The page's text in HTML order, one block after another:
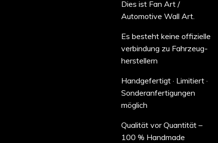
Dies ist Fan Art /
Automotive Wall Art.
Es besteht keine offizielle
verbindung zu Fahrzeug-
herstellern
Handgefertigt · Limitiert ·
Sonderanfertigungen
möglich
Qualität vor Quantität –
100 % Handmade